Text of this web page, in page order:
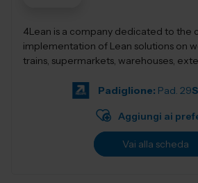
4Lean is a company dedicated to the
implementation of Lean solutions on
trains, supermarkets, warehouses,
Padiglione: Pad. 29
Aggiungi ai
Vai alla scheda